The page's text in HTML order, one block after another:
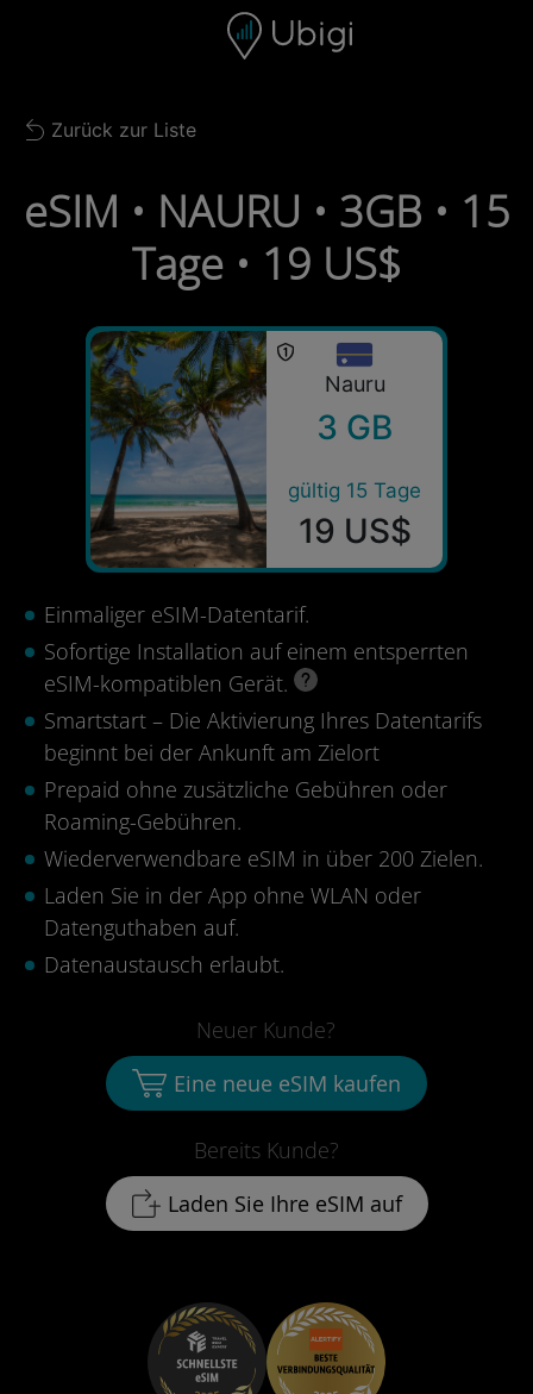
Navigationsleiste Fußzeile
Back to list
Zurück zur Liste
eSIM • NAURU • 3GB • 15
Tage • 19 US$
Nauru
3 GB
gültig 15 Tage
19 US$
Einmaliger eSIM-Datentarif.
Sofortige Installation auf einem entsperrten
eSIM-kompatiblen Gerät.
Smartstart – Die Aktivierung Ihres Datentarifs
beginnt bei der Ankunft am Zielort
Prepaid ohne zusätzliche Gebühren oder
Roaming-Gebühren.
Wiederverwendbare eSIM in über 200 Zielen.
Laden Sie in der App ohne WLAN oder
Datenguthaben auf.
Datenaustausch erlaubt.
Bereits Kunde?
Laden Sie Ihre eSIM auf
Neuer Kunde?
Eine neue eSIM kaufen